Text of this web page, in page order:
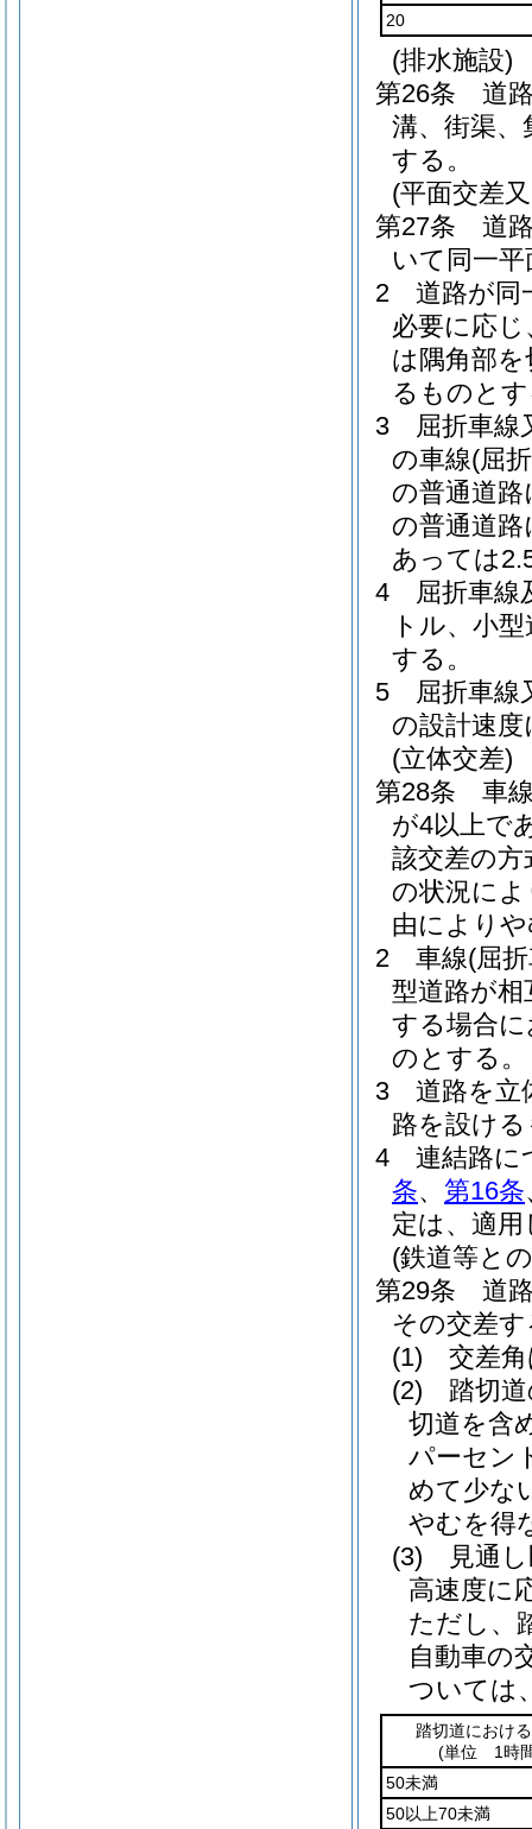
20
(排水施設)
第26条
道
溝、街渠
する。
(平面交差
第27条
道
いて同一
2
道路が同
必要に応
は隅角部
るものと
3
屈折車線
の車線(屈
の普通道
の普通道
あっては
4
屈折車線
トル、小
する。
5
屈折車線
の設計速
(立体交差)
第28条
車
が4以上で
該交差の
の状況に
由により
2
車線(屈
型道路が
する場合
のとする。
3
道路を立
路を設け
4
連結路に
条、 第16条
定は、適
(鉄道等と
第29条
道
その交差
(1)
交差
(2)
踏切
切道を含
パーセン
めて少な
やむを得
(3)
見通
高速度に
ただし、
自動車の
ついては
踏切道におけ
(単位 1時
50未満
50以上70未満